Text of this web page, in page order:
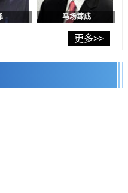
线板块边界锁定状态存在区域
线实际情况和需求分配99.3亿
压症”恶化的蛋白质“MYL9/12”，
可应用于量子计算机
借助数学的力量实现个体化最
磁体
马场錬成
更多>>